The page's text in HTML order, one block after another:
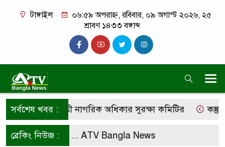
টাঙ্গাইল
০৬:৫৯ অপরাহ্ন, রবিবার, ০৯ অগাস্ট ২০২৬, ২৫
শ্রাবণ ১৪৩৩ বঙ্গাব্দ
সর্বশেষ খবর :
দাবি কালিহাতী নাগরিক অধিকার সুরক্ষা কমিটির
ব্রেকিং নিউজ :
করে রাখুন ... ATV Bangla News